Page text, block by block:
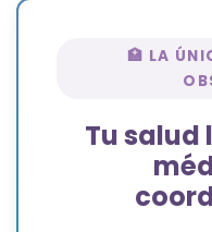
🏥 LA
Tu salud